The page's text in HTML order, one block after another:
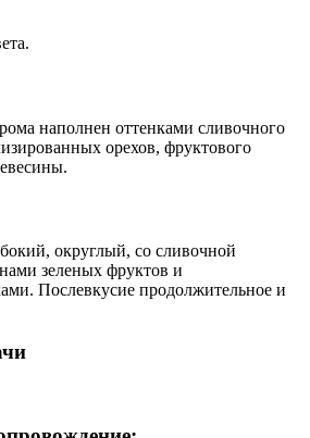
наполнен оттенками сливочного
орехов, фруктового
округлый, со сливочной
зеленых фруктов и
Послевкусие продолжительное и